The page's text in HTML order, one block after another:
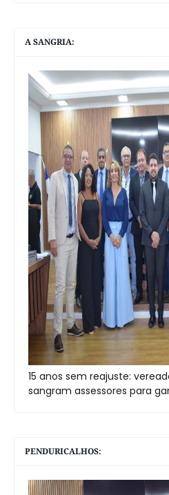
A SANGRIA:
15 anos sem reajuste:
sangram assessores para
PENDURICALHOS: